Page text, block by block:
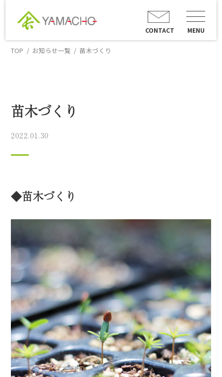
MENU
CONTACT
TOP お知らせ一覧 苗木づくり
苗木づくり
2022.01.30
◆苗木づくり